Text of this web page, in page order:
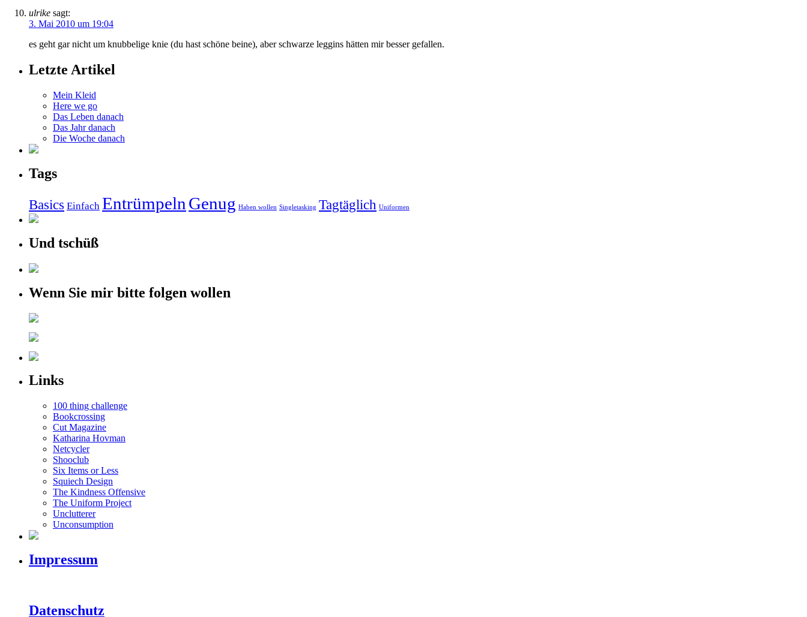
ulrike sagt:
3. Mai 2010 um 19:04
es geht gar nicht um knubbelige knie (du hast schöne beine), aber schwarze leggins hätten mir besser gefallen.
Letzte Artikel
Mein Kleid
Here we go
Das Leben danach
Das Jahr danach
Die Woche danach
Tags
Basics Einfach Entrümpeln Genug Haben wollen Singletasking Tagtäglich Uniformen
Und tschüß
Wenn Sie mir bitte folgen wollen
Links
100 thing challenge
Bookcrossing
Cut Magazine
Katharina Hovman
Netcycler
Shooclub
Six Items or Less
Squiech Design
The Kindness Offensive
The Uniform Project
Unclutterer
Unconsumption
Impressum
Datenschutz